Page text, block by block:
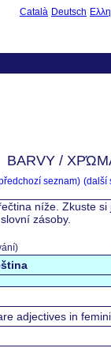
Català Deutsch
BARVY /
seznam) (další
níže. Zkuste
zásoby.
adjectives in